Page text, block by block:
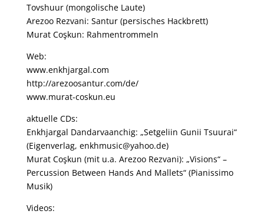
Tovshuur (mongolische Laute)
Arezoo Rezvani: Santur (persisches Hackbrett)
Murat Coşkun: Rahmentrommeln
Web:
www.enkhjargal.com
http://arezoosantur.com/de/
www.murat-coskun.eu
aktuelle CDs:
Enkhjargal Dandarvaanchig: „Setgeliin Gunii Tsuurai“
(Eigenverlag, enkhmusic@yahoo.de)
Murat Coşkun (mit u.a. Arezoo Rezvani): „Visions“ –
Percussion Between Hands And Mallets“ (Pianissimo
Musik)
Videos: